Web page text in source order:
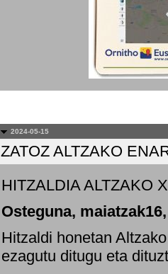
2024-05-15
ZATOZ ALTZAKO
HITZALDIA ALTZAKO
Osteguna,
Hitzaldi honetan
ezagutu ditugu eta